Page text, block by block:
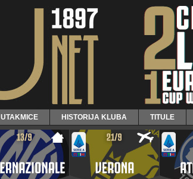
UTAKMICE HISTORIJA KLUBA TITULE